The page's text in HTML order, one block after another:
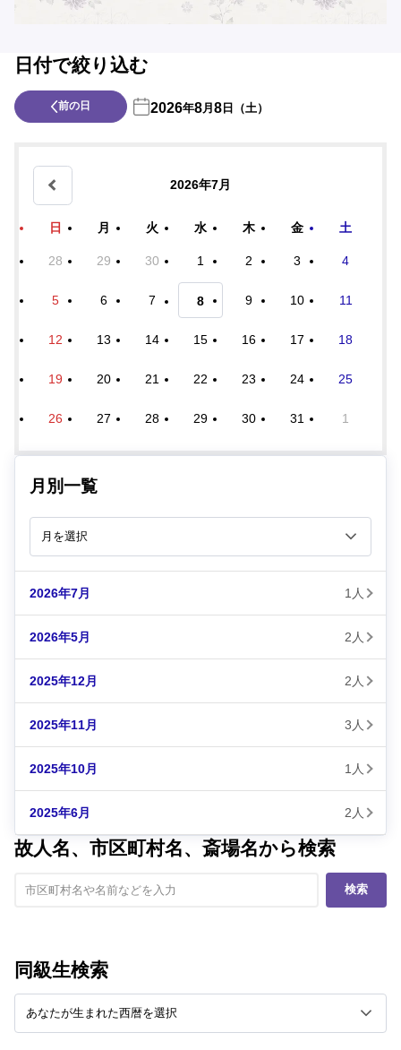
日付で絞り込む
前の日 2026年8月 8 日（土）
2026年7月
日 月 火 水 木 金 土
28 29 30 1 2 3 4
5 6 7 8 9 10 11
12 13 14 15 16 17 18
19 20 21 22 23 24 25
26 27 28 29 30 31 1
月別一覧
2026年7月 1人
2026年5月 2人
2025年12月 2人
2025年11月 3人
2025年10月 1人
2025年6月 2人
故人名、市区町村名、斎場名から検索
検索
同級生検索